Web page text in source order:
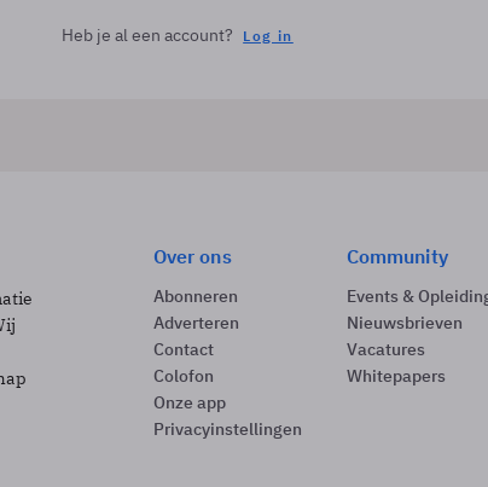
Heb je al een account? Log in
Over ons
Abonneren
Adverteren
Contact
Colofon
Onze app
Privacyinstellingen
Community
Events &
Nieuwsbrieven
Vacatures
Whitepapers